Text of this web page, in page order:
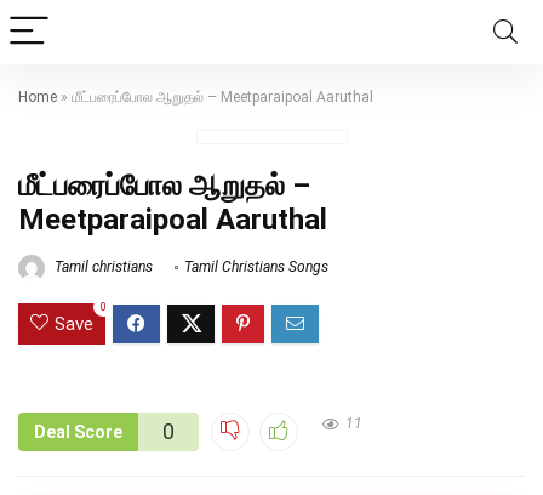
Home » மீட்பரைப்போல ஆறுதல் – Meetparaipoal Aaruthal
மீட்பரைப்போல ஆறுதல் –
Meetparaipoal Aaruthal
Tamil christians Tamil Christians Songs
Save
0
Deal Score 0 11